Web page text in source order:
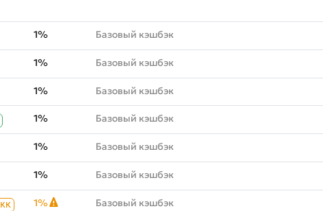
1% Базовый кэшбэк
1% Базовый кэшбэк
1% Базовый кэшбэк
1% Базовый кэшбэк
1% Базовый кэшбэк
1% Базовый кэшбэк
КК 1% Базовый кэшбэк